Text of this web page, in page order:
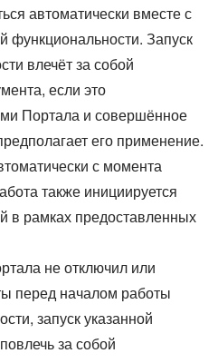
автоматически вместе с
функциональности. Запуск
влечёт за собой
если это
Портала и совершённое
его применение.
с момента
также инициируется
в рамках предоставленных
не отключил или
перед началом работы
запуск указанной
за собой